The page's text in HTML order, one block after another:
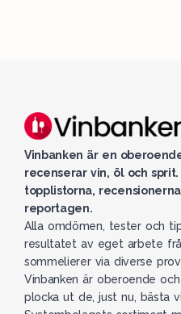
Vinbanken är en
recenserar vin, öl och
topplistorna,
reportagen.
Alla omdömen, tester och
resultatet av eget arbete
sommelierer via diverse
Vinbanken är oberoende
plocka ut de, just nu, bästa